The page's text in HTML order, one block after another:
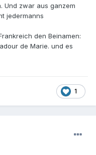
Und zwar aus ganzem
jedermanns
den Beinamen:
de Marie. und es
1